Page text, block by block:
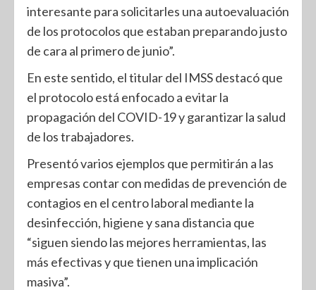
interesante para solicitarles una autoevaluación
de los protocolos que estaban preparando justo
de cara al primero de junio”.
En este sentido, el titular del IMSS destacó que
el protocolo está enfocado a evitar la
propagación del COVID-19 y garantizar la salud
de los trabajadores.
Presentó varios ejemplos que permitirán a las
empresas contar con medidas de prevención de
contagios en el centro laboral mediante la
desinfección, higiene y sana distancia que
“siguen siendo las mejores herramientas, las
más efectivas y que tienen una implicación
masiva”.